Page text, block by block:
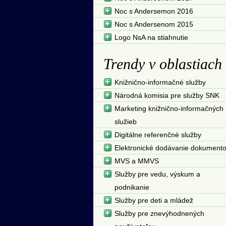
Noc s Andersemon 2016
Noc s Andersenom 2015
Logo NsA na stiahnutie
Trendy v oblastiach
Knižnično-informačné služby
Národná komisia pre služby SNK
Marketing knižnično-informačných
služieb
Digitálne referenčné služby
Elektronické dodávanie
MVS a MMVS
Služby pre vedu, výskum a
podnikanie
Služby pre deti a mládež
Služby pre znevýhodnených